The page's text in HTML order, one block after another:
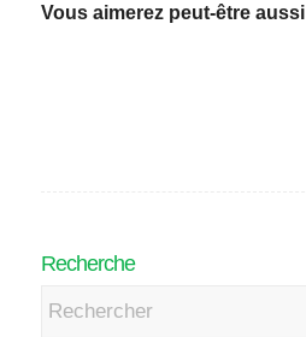
Vous aimerez peut-être aussi
Recherche